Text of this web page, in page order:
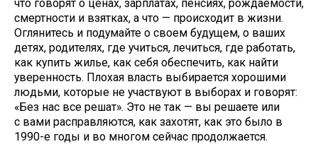
что говорят о ценах, зарплатах, пенсиях, рождаемости,
смертности и взятках, а что — происходит в жизни.
Оглянитесь и подумайте о своем будущем, о ваших
детях, родителях, где учиться, лечиться, где работать,
как купить жилье, как себя обеспечить, как найти
уверенность. Плохая власть выбирается хорошими
людьми, которые не участвуют в выборах и говорят:
«Без нас все решат». Это не так — вы решаете или
с вами расправляются, как захотят, как это было в
1990-е годы и во многом сейчас продолжается.